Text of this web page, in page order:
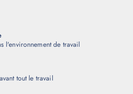
l'environnement de travail
tout le travail